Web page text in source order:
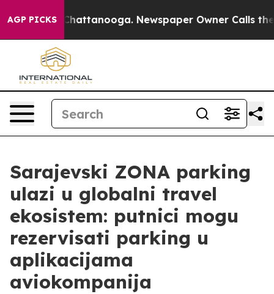
AGP PICKS
in Chattanooga. Newspaper Owner Calls the
Sarajevski ZONA parking
ulazi u globalni travel
ekosistem: putnici mogu
rezervisati parking u
aplikacijama
aviokompanija